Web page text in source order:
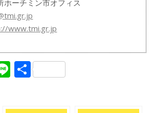
ホーチミン市オフィス
www.tmi.gr.jp
Li 共